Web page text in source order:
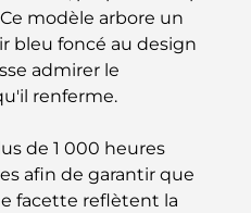
de Jumeirah Golf
Tradition Meets
: Guide des meilleurs cafés
modèle arbore un
bleu foncé au design
admirer le
renferme.
de 1 000 heures
afin de garantir que
facette reflètent la